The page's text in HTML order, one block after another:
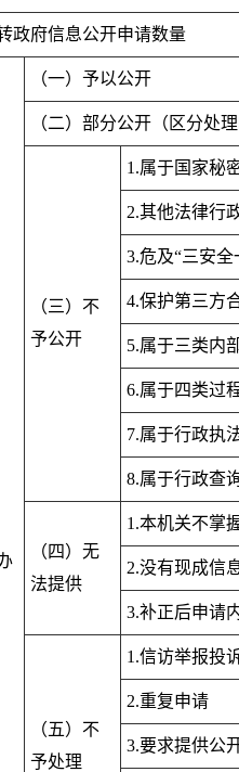
政府信息公开申请数量
（一）予以公开
（二）部分公开（区分处
（三）不
予公开
1.属于国家秘
2.其他法律行
3.危及“三安全
4.保护第三方
5.属于三类内
6.属于四类过
7.属于行政执
8.属于行政查
（四）无
法提供
1.本机关不掌
2.没有现成信
3.补正后申请
（五）不
予处理
1.信访举报投
2.重复申请
3.要求提供公